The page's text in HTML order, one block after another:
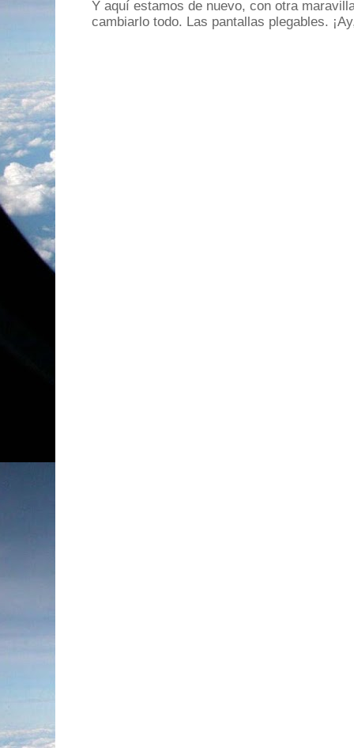
Y aquí estamos de nuevo, con otra
cambiarlo todo. Las pantallas plegables.